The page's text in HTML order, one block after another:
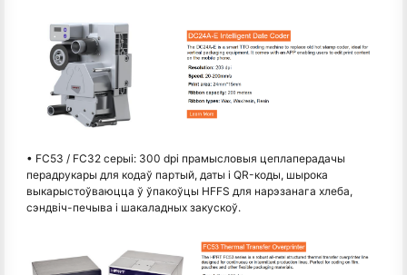
• FC53 / FC32 серыі: 300 dpi прамысловыя цеплаперадачы
перадрукары для кодаў партый, даты і QR-коды, шырока
выкарыстоўваюцца ў ўпакоўцы HFFS для нарэзанага хлеба,
сэндвіч-печыва і шакаладных закускоў.